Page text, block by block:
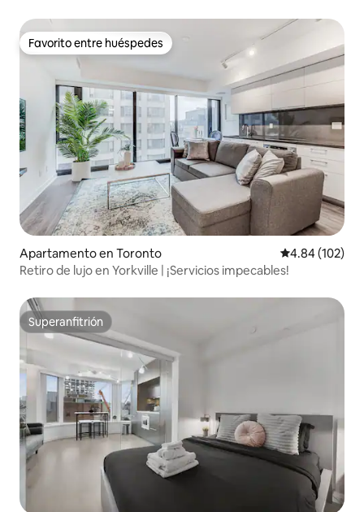
Favorito entre huéspedes
Favorito entre huéspedes
Apartamento en Toronto Calificación
4.84 (102)
Retiro de lujo en Yorkville | ¡Servicios impecables!
Superanfitrión
Superanfitrión